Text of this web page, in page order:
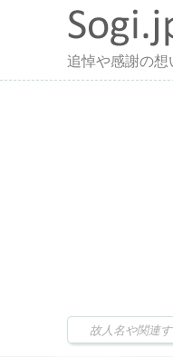
追悼や感謝の想